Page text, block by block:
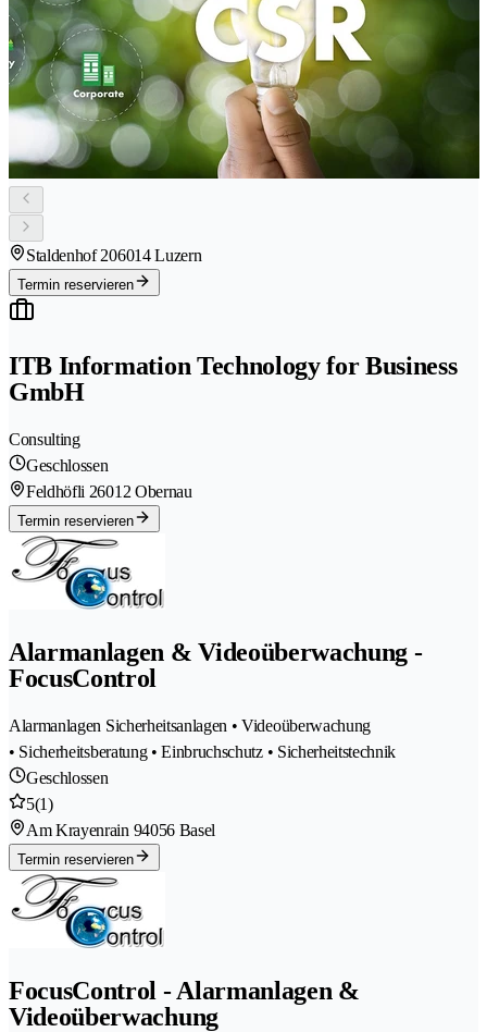
Staldenhof 206014 Luzern
Termin reservieren
ITB Information Technology for Business
GmbH
Consulting
Geschlossen
Feldhöfli 26012 Obernau
Termin reservieren
Alarmanlagen & Videoüberwachung -
FocusControl
Alarmanlagen Sicherheitsanlagen • Videoüberwachung
• Sicherheitsberatung • Einbruchschutz • Sicherheitstechnik
Geschlossen
5(1)
Am Krayenrain 94056 Basel
Termin reservieren
FocusControl - Alarmanlagen &
Videoüberwachung